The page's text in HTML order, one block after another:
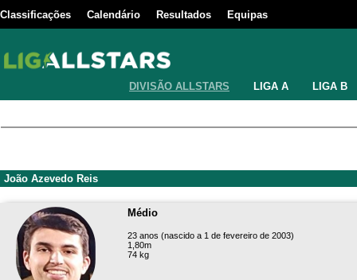
Classificações Calendário Resultados Equipas
DIVISÃO ALLSTARS LIGA A LIGA B
João Azevedo Reis
Médio
23 anos (nascido a 1 de fevereiro de 2003)
1,80m
74 kg